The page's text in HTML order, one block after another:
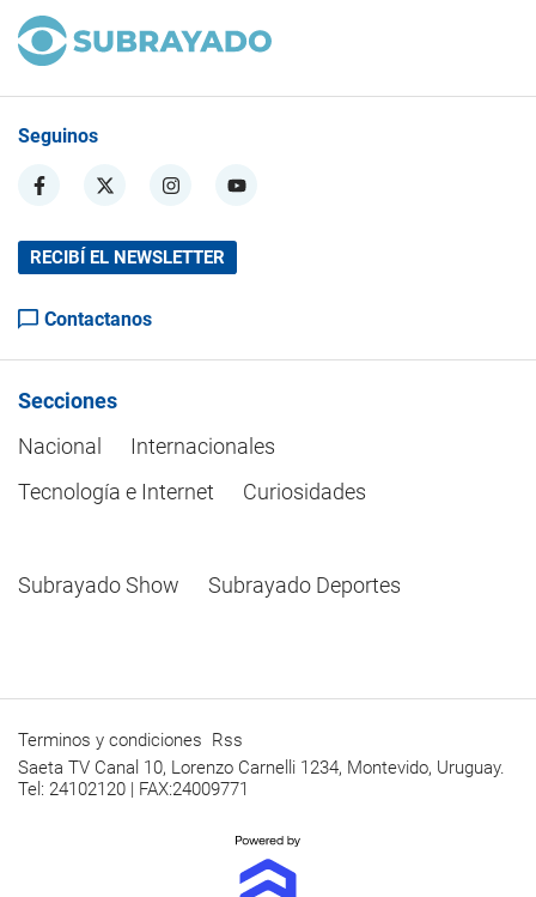
Seguinos
RECIBÍ EL NEWSLETTER
Contactanos
Secciones
Nacional
Internacionales
Tecnología e Internet
Curiosidades
Subrayado Show Subrayado Deportes
Terminos y condiciones Rss
Saeta TV Canal 10, Lorenzo Carnelli 1234, Montevido, Uruguay.
Tel: 24102120 | FAX:24009771